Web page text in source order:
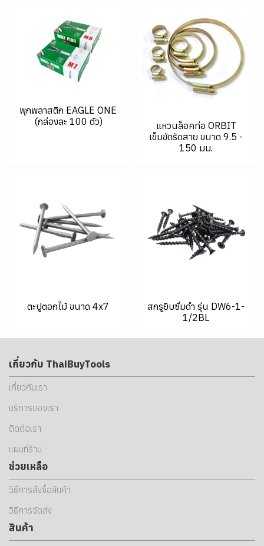
พุกพลาสติก EAGLE ONE
(กล่องละ 100 ตัว)
แหวนล็อคท่อ ORBIT
เข็มขัดรัดสาย ขนาด 9.5 -
150 มม.
ตะปูตอกไม้ ขนาด 4x7
สกรูยิบซั่มดำ รุ่น DW6-1-
1/2BL
เกี่ยวกับ ThaiBuyTools
เกี่ยวกับเรา
บริการของเรา
ติดต่อเรา
แผนที่ร้าน
ช่วยเหลือ
วิธีการสั่งซื้อสินค้า
วิธีการจัดส่ง
สินค้า